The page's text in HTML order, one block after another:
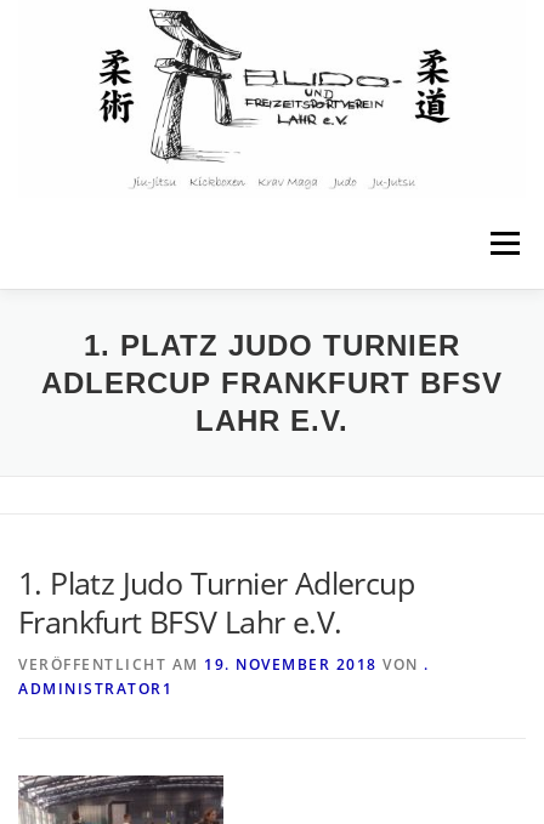
Menü
STARTSEITE ÜBER UNS
ANGEBOTE & KURSE KINDER & JUGENDLICHE
1. PLATZ JUDO TURNIER
ADLERCUP FRANKFURT BFSV
LAHR E.V.
1. Platz Judo Turnier Adlercup
Frankfurt BFSV Lahr e.V.
VERÖFFENTLICHT AM 19. NOVEMBER 2018 VON .
ADMINISTRATOR1